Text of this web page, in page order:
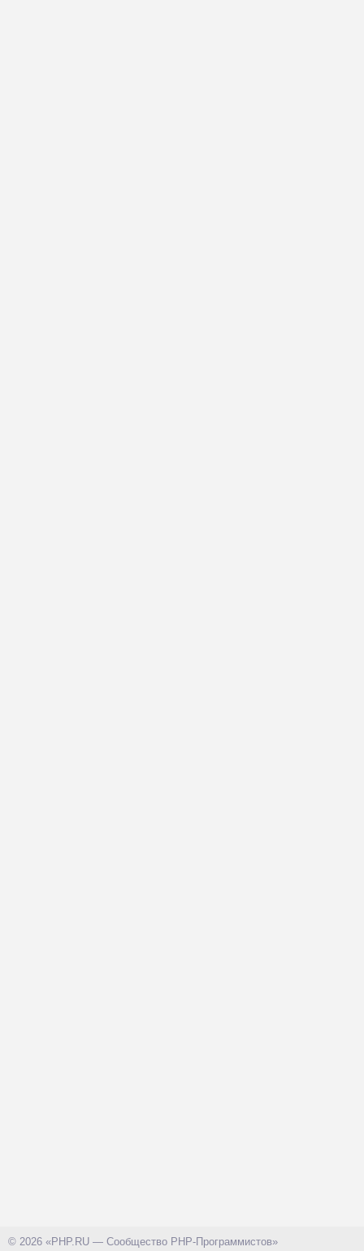
© 2026 «PHP.RU — Сообщество PHP-Программистов»